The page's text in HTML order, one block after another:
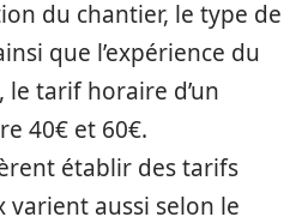
du chantier, le type de
que l’expérience du
le tarif horaire d’un
40€ et 60€.
établir des tarifs
aussi selon le